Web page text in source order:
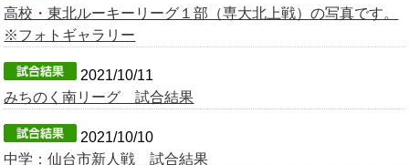
高校・東北ルーキーリーグ１部（専大北上戦）の写真です。
※フォトギャラリー
2021/10/11
みちのく南リーグ 試合結果
2021/10/10
中学：仙台市新人戦 試合結果